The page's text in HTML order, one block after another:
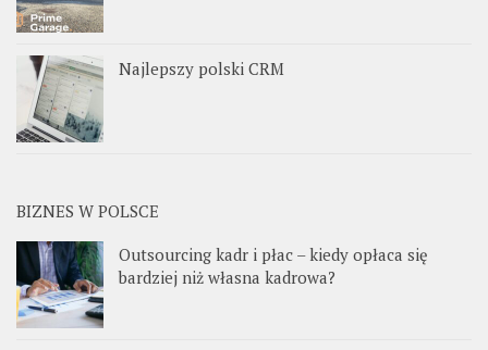
Najlepszy polski CRM
BIZNES W POLSCE
Outsourcing kadr i płac – kiedy opłaca się
bardziej niż własna kadrowa?